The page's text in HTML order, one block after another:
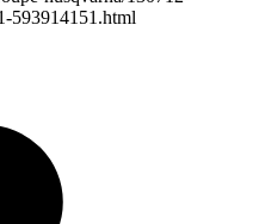
593914151.html